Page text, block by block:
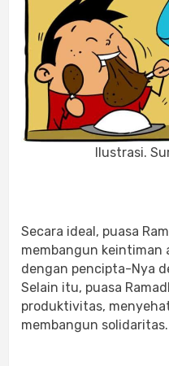
Ilustrasi.
Secara ideal, puasa
membangun keintiman
dengan pencipta-Nya
Selain itu, puasa
produktivitas,
membangun solidaritas.